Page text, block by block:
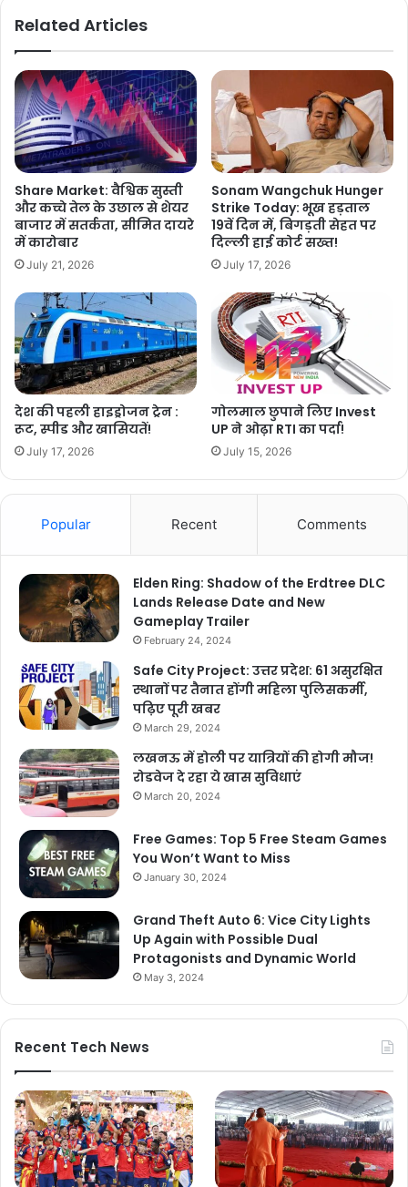
Related Articles
Share Market: वैश्विक सुस्ती
और कच्चे तेल के उछाल से शेयर
बाजार में सतर्कता, सीमित दायरे
में कारोबार
July 21, 2026
Sonam Wangchuk Hunger
Strike Today: भूख हड़ताल
19वें दिन में, बिगड़ती सेहत पर
दिल्ली हाई कोर्ट सख्त!
July 17, 2026
देश की पहली हाइड्रोजन ट्रेन :
रूट, स्पीड और खासियतें!
July 17, 2026
गोलमाल छुपाने लिए Invest
UP ने ओढ़ा RTI का पर्दा!
July 15, 2026
Popular Recent Comments
Elden Ring: Shadow of the Erdtree DLC
Lands Release Date and New
Gameplay Trailer
February 24, 2024
Safe City Project: उत्तर प्रदेश: 61 असुरक्षित
स्थानों पर तैनात होंगी महिला पुलिसकर्मी,
पढ़िए पूरी खबर
March 29, 2024
लखनऊ में होली पर यात्रियों की होगी मौज!
रोडवेज दे रहा ये खास सुविधाएं
March 20, 2024
Free Games: Top 5 Free Steam Games
You Won’t Want to Miss
January 30, 2024
Grand Theft Auto 6: Vice City Lights
Up Again with Possible Dual
Protagonists and Dynamic World
May 3, 2024
Recent Tech News